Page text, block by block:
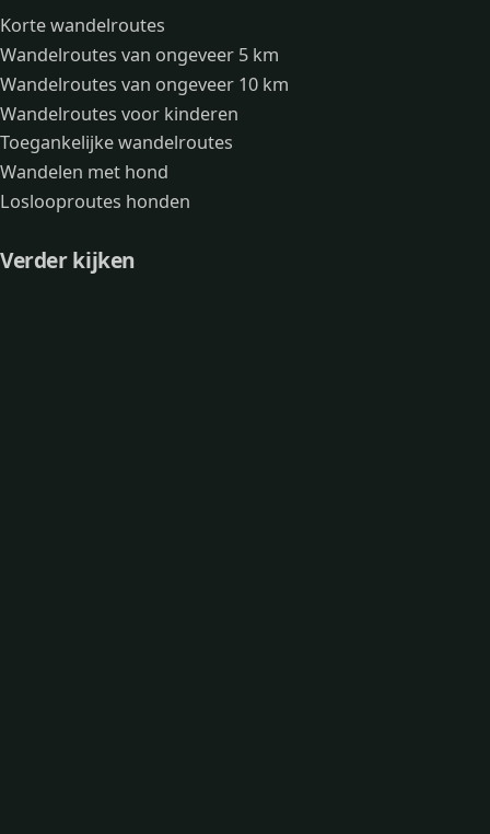
Korte wandelroutes
Wandelroutes van ongeveer 5 km
Wandelroutes van ongeveer 10 km
Wandelroutes voor kinderen
Toegankelijke wandelroutes
Wandelen met hond
Loslooproutes honden
Verder kijken